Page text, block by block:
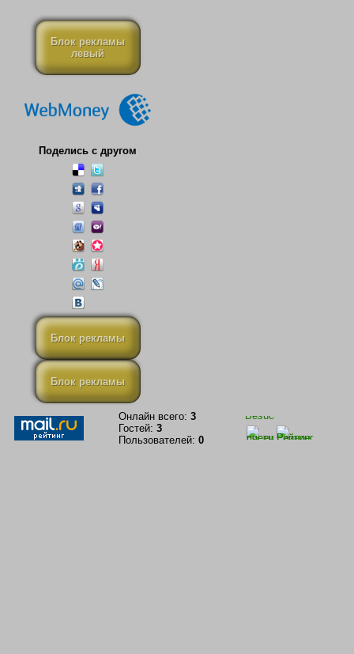
Блок рекламы
левый
Поделись с другом
Блок рекламы
Блок рекламы
Онлайн всего: 3
Гостей: 3
Пользователей: 0